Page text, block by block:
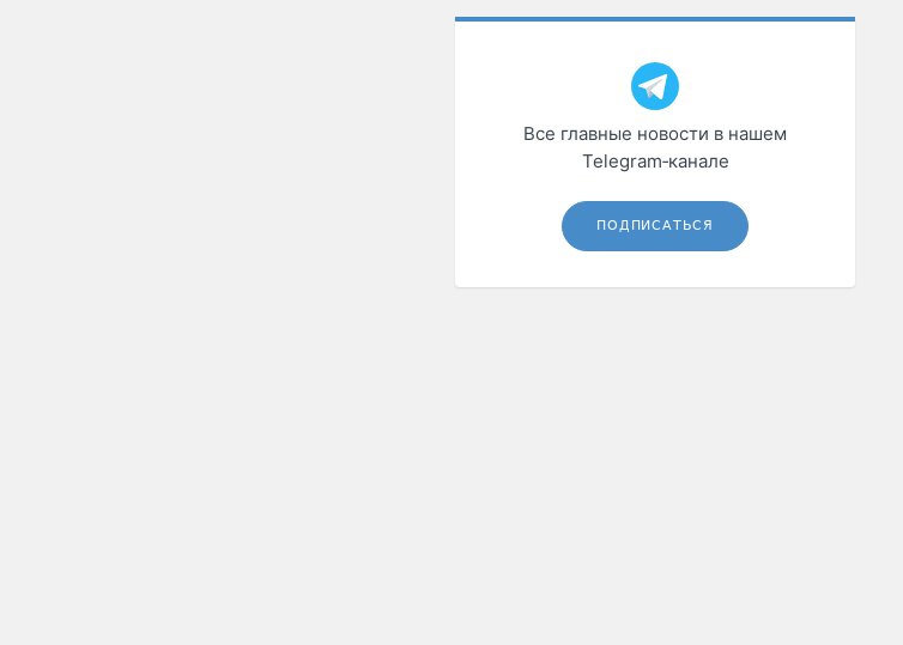
Все главные новости в нашем
Telegram‑канале
ПОДПИСАТЬСЯ